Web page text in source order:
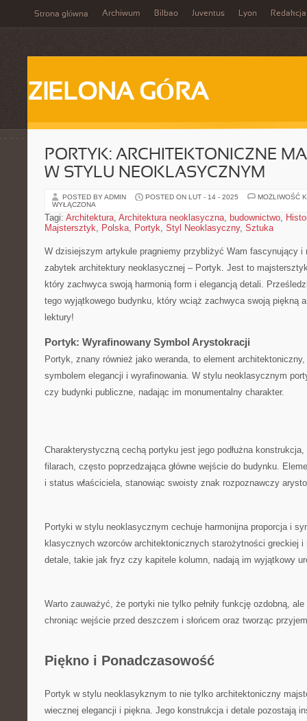
Strona główna Archiwum Bilbao Juventus Lyon Redakcja
ZIELONA GÓRA
PORTYK: ARCHITEKTONICZNE
W STYLU NEOKLASYCZNYM
POSTED BY ADMIN POSTED ON LUT - 14 - 2025
MOŻLIWOŚĆ
WYŁĄCZONA
Tagi: Architektura, Architektura neoklasyczna, budownictwo,
Majstersztyk, Polska, Portyk, Styl Neoklasyczny, Sztuka
W dzisiejszym artykule pragniemy przybliżyć Wam fascynujący i
zabytek architektury neoklasycznej – Portyk. Jest to
który‍ zachwyca swoją harmonią form i elegancją detali.
tego wyjątkowego budynku, który wciąż zachwyca swoją piękną
lektury!
Portyk: Wyrafinowany Symbol Arystokracji
Portyk, ​znany również jako weranda, to element architektoniczny,
symbolem⁤ elegancji i wyrafinowania. W ⁢stylu‍ neoklasycznym
czy budynki publiczne, nadając im monumentalny charakter.
Charakterystyczną cechą portyku jest jego podłużna
filarach, ⁢często poprzedzająca główne wejście do budynku.
i status właściciela, stanowiąc swoisty znak⁢ rozpoznawczy
Portyki w stylu neoklasycznym cechuje harmonijna proporcja i
klasycznych wzorców architektonicznych starożytności greckiej
detale, takie jak fryz czy kapitele kolumn, nadają im wyjątkowy
Warto zauważyć, ‍że portyki nie tylko pełniły funkcję ozdobną,
chroniąc wejście przed deszczem i słońcem oraz tworząc
Piękno i Ponadczasowość
Portyk w stylu neoklasykznym to nie tylko architektoniczny
wiecznej elegancji i piękna. Jego konstrukcja⁢ i detale pozostają